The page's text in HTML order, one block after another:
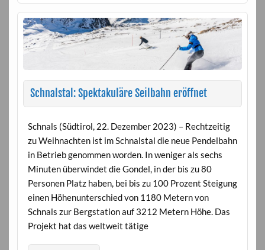
Schnalstal: Spektakuläre Seilbahn eröffnet
Schnals (Südtirol, 22. Dezember 2023) – Rechtzeitig
zu Weihnachten ist im Schnalstal die neue Pendelbahn
in Betrieb genommen worden. In weniger als sechs
Minuten überwindet die Gondel, in der bis zu 80
Personen Platz haben, bei bis zu 100 Prozent Steigung
einen Höhenunterschied von 1180 Metern von
Schnals zur Bergstation auf 3212 Metern Höhe. Das
Projekt hat das weltweit tätige